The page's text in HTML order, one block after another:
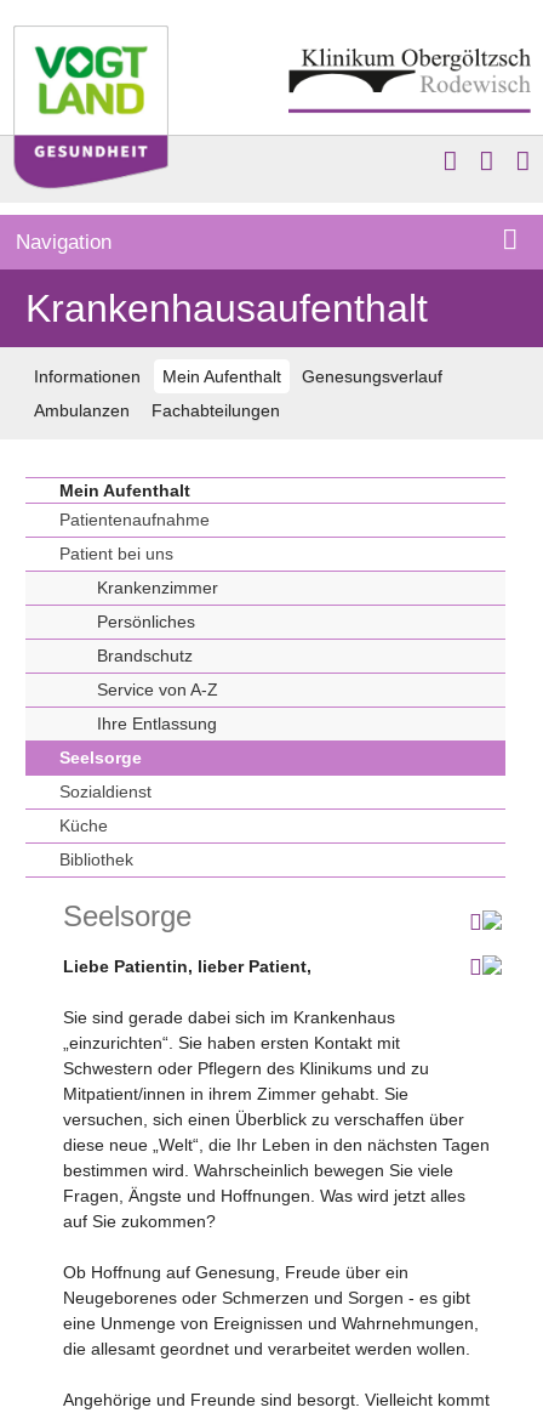
Navigation
Krankenhausaufenthalt
Informationen Mein Aufenthalt
Genesungsverlauf
Ambulanzen
Fachabteilungen
Mein Aufenthalt
Patientenaufnahme
Patient bei uns
Krankenzimmer
Persönliches
Brandschutz
Service von A-Z
Ihre Entlassung
Seelsorge
Sozialdienst
Küche
Bibliothek
Seelsorge
Liebe Patientin, lieber Patient,
Sie sind gerade dabei sich im Krankenhaus
„einzurichten“. Sie haben ersten Kontakt mit
Schwestern oder Pflegern des Klinikums und zu
Mitpatient/innen in ihrem Zimmer gehabt. Sie
versuchen, sich einen Überblick zu verschaffen über
diese neue „Welt“, die Ihr Leben in den nächsten Tagen
bestimmen wird. Wahrscheinlich bewegen Sie viele
Fragen, Ängste und Hoffnungen. Was wird jetzt alles
auf Sie zukommen?
Ob Hoffnung auf Genesung, Freude über ein
Neugeborenes oder Schmerzen und Sorgen - es gibt
eine Unmenge von Ereignissen und Wahrnehmungen,
die allesamt geordnet und verarbeitet werden wollen.
Angehörige und Freunde sind besorgt. Vielleicht kommt